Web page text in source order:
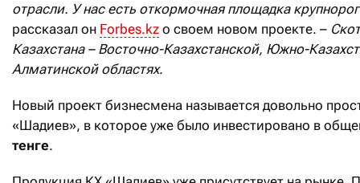
отрасли. У нас есть откормочная площадка
рассказал он Forbes.kz о своем новом проекте. –
Казахстана – Восточно-Казахстанской, Южно-
Алматинской областях.
Новый проект бизнесмена называется довольно
«Шадиев», в которое уже было инвестировано в
тенге.